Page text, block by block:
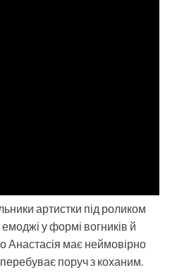
артистки під роликом
у формі вогників й
Анастасія має неймовірно
поруч з коханим.